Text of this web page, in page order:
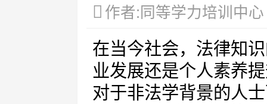
作者:同等学力培训中心
在当今社会，法律知
业发展还是个人素养
对于非法学背景的人